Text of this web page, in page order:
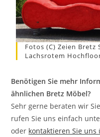
Fotos (c) Zeien Bretz
Lachsrotem
Benötigen Sie mehr
ähnlichen Bretz Möbel?
Sehr gerne beraten wir
rufen Sie uns einfach
oder kontaktieren Sie